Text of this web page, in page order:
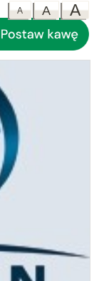
A
A
A